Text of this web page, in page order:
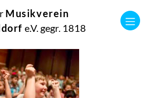
Musikverein
e.V. gegr. 1818